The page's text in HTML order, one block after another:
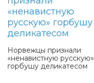
Норвежцы признали
«ненавистную русскую»
горбушу деликатесом